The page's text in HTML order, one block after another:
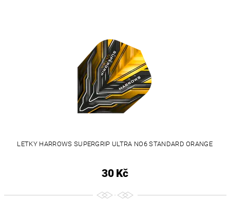
LETKY HARROWS SUPERGRIP ULTRA NO6 STANDARD ORANGE
30 Kč